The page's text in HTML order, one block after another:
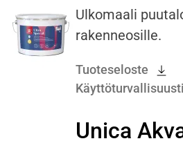
Ulkomaali
rakenneosille.
Tuoteseloste
Unica